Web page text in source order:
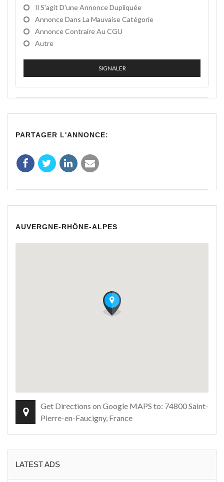
Il S'agit D'une Annonce Dupliquée
Annonce Dans La Mauvaise Catégorie
Annonce Contraire Au CGU
Autre
SIGNALER
PARTAGER L'ANNONCE:
AUVERGNE-RHÔNE-ALPES
Get Directions on Google MAPS to: 74800 Saint-
Pierre-en-Faucigny, France
LATEST ADS